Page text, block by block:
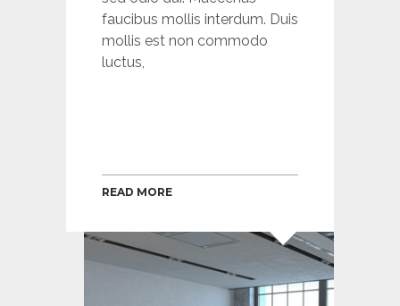
faucibus mollis interdum. Duis
mollis est non commodo
luctus,
READ MORE